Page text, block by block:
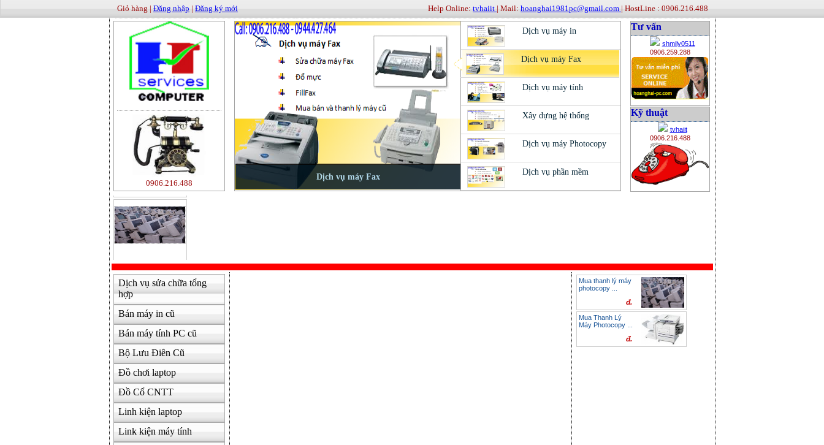
Giỏ hàng | Đăng nhập | Đăng ký mới Help Online: tvhaiit | Mail: hoanghai1981pc@gmail.com | HostLine : 0906.216.488
0906.216.488
Tư vấn
shmily0511
0906.259.288
Kỹ thuật
tvhaiit
0906.216.488
Dịch vụ sửa chữa tổng
hợp
Bán máy in cũ
Bán máy tính PC cũ
Bộ Lưu Điên Cũ
Đồ chơi laptop
Đồ Cổ CNTT
Linh kiện laptop
Link kiện máy tính
Mua thanh lý máy
photocopy ...
đ.
Mua Thanh Lý
Máy Photocopy ...
đ.